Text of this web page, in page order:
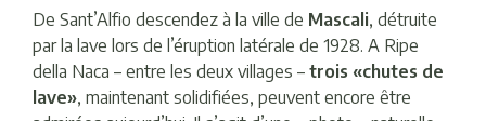
De Sant’Alfio descendez à la ville de Mascali, détruite
par la lave lors de l’éruption latérale de 1928. A Ripe
della Naca – entre les deux villages – trois «chutes de
lave», maintenant solidifiées, peuvent encore être